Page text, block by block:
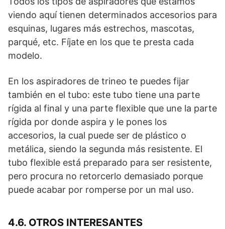
viendo aquí tienen determinados accesorios para
esquinas, lugares más estrechos, mascotas,
parqué, etc. Fíjate en los que te presta cada
modelo.
En los aspiradores de trineo te puedes fijar
también en el tubo: este tubo tiene una parte
rígida al final y una parte flexible que une la parte
rígida por donde aspira y le pones los
accesorios, la cual puede ser de plástico o
metálica, siendo la segunda más resistente. El
tubo flexible está preparado para ser resistente,
pero procura no retorcerlo demasiado porque
puede acabar por romperse por un mal uso.
4.6. OTROS INTERESANTES